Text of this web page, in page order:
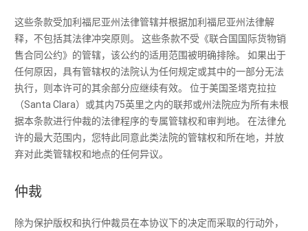
这些条款受加利福尼亚州法律管辖并根据加利福尼亚州法律解
释，不包括其法律冲突原则。 这些条款不受《联合国国际货物销
售合同公约》的管辖，该公约的适用范围被明确排除。 如果出于
任何原因，具有管辖权的法院认为任何规定或其中的一部分无法
执行，则本许可的其余部分应继续有效。 位于美国圣塔克拉拉
（Santa Clara）或其内75英里之内的联邦或州法院应为所有未根
据本条款进行仲裁的法律程序的专属管辖权和审判地。 在法律允
许的最大范围内，您特此同意此类法院的管辖权和所在地，并放
弃对此类管辖权和地点的任何异议。
仲裁
除为保护版权和执行仲裁员在本协议下的决定而采取的行动外，